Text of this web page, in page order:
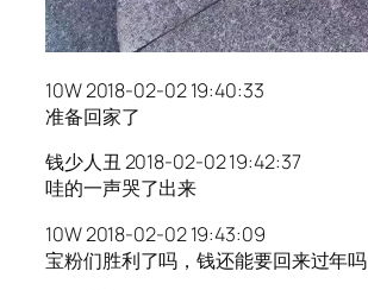
10W 2018-02-02 19:40:33
准备回家了
钱少人丑 2018-02-02 19:42:37
哇的一声哭了出来
10W 2018-02-02 19:43:09
宝粉们胜利了吗，钱还能要回来过年吗